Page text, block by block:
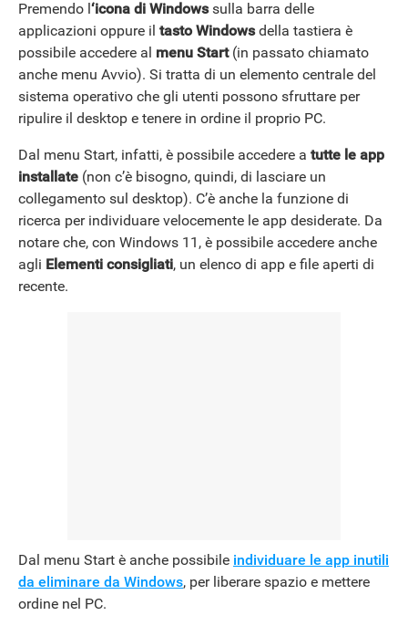
Premendo l ‘icona di Windowssulla barra delle
applicazioni oppure il tasto Windowsdella tastiera è
possibile accedere al menu Start(in passato chiamato
anche menu Avvio). Si tratta di un elemento centrale del
sistema operativo che gli utenti possono sfruttare per
ripulire il desktop e tenere in ordine il proprio PC.
Dal menu Start, infatti, è possibile accedere a tutte le app
installate (non c’è bisogno, quindi, di lasciare un
collegamento sul desktop). C’è anche la funzione di
ricerca per individuare velocemente le app desiderate. Da
notare che, con Windows 11, è possibile accedere anche
agli Elementi consigliati, un elenco di app e file aperti di
recente.
Dal menu Start è anche possibile individuare le app inutili
da eliminare da Windows, per liberare spazio e mettere
ordine nel PC.